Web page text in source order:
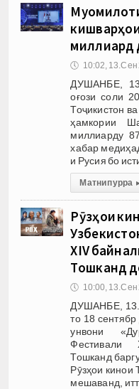
миллиард
🕔 10:02, 13.Сен
ДУШАНБЕ,
оғози соли
Тоҷикистон
ҳамкории
миллиарду
хабар
и Русия бо
Матни пурра
Рӯзҳои
XIV
Тошканд
🕔 10:00, 13.Сен
ДУШАНБЕ,
то 18
унвони
Фестивали
Тошканд
Рӯзҳои кинои
мешаванд,